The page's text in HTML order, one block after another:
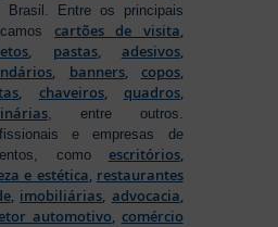
Entre os principais
cartões de visita
pastas, adesivos,
banners, copos,
chaveiros, quadros,
, entre outros.
e empresas de
como escritórios,
e estética restaurantes
, imobiliárias advocacia
automotivo comércio